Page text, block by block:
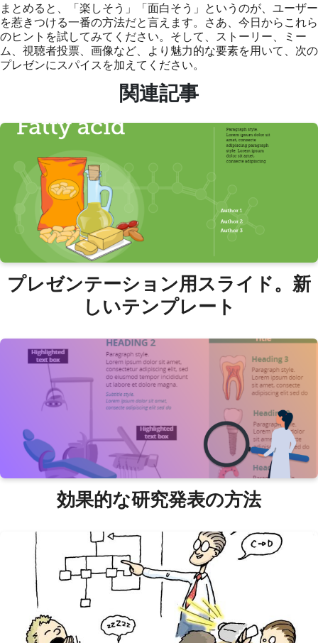
まとめると、「楽しそう」「面白そう」というのが、ユーザー
を惹きつける一番の方法だと言えます。さあ、今日からこれら
のヒントを試してみてください。そして、ストーリー、ミー
ム、視聴者投票、画像など、より魅力的な要素を用いて、次の
プレゼンにスパイスを加えてください。
関連記事
プレゼンテーション用スライド。新
しいテンプレート
効果的な研究発表の方法